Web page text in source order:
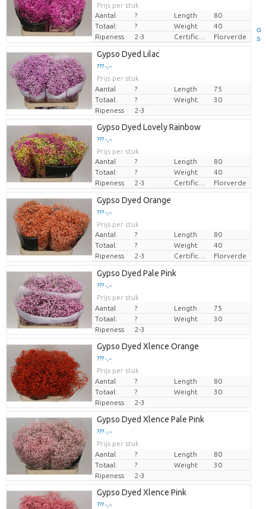
G
S
Prijs per stuk
Aantal
? Length
80
Totaal:
? Weight
40
Ripeness
2-3 Florverde
Gypso Dyed Lilac
??? -,--
Prijs per stuk
Aantal
? Length
75
Totaal:
? Weight
30
Ripeness
2-3
Gypso Dyed Lovely Rainbow
??? -,--
Prijs per stuk
Aantal
? Length
80
Totaal:
? Weight
40
Ripeness
2-3 Florverde
Gypso Dyed Orange
??? -,--
Prijs per stuk
Aantal
? Length
80
Totaal:
? Weight
40
Ripeness
2-3 Florverde
Gypso Dyed Pale Pink
??? -,--
Prijs per stuk
Aantal
? Length
75
Totaal:
? Weight
30
Ripeness
2-3
Gypso Dyed Xlence Orange
??? -,--
Prijs per stuk
Aantal
? Length
80
Totaal:
? Weight
30
Ripeness
2-3
Gypso Dyed Xlence Pale Pink
??? -,--
Prijs per stuk
Aantal
? Length
80
Totaal:
? Weight
30
Ripeness
2-3
Gypso Dyed Xlence Pink
??? -,--